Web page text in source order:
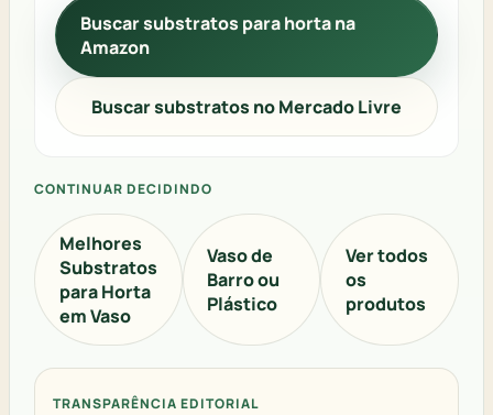
Buscar substratos para horta na
Amazon
Buscar substratos no Mercado Livre
CONTINUAR DECIDINDO
Melhores
Substratos
para Horta
em Vaso
Vaso de
Barro ou
Plástico
Ver todos
os
produtos
TRANSPARÊNCIA EDITORIAL